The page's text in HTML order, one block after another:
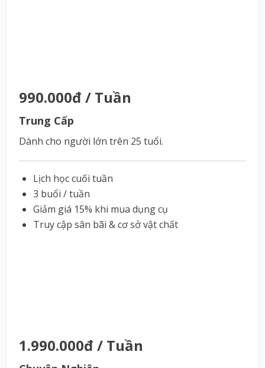
990.000đ / Tuần
Trung Cấp
Dành cho người lớn trên 25 tuổi.
Lịch học cuối tuần
3 buổi / tuần
Giảm giá 15% khi mua dụng cụ
Truy cập sân bãi & cơ sở vật chất
1.990.000đ / Tuần